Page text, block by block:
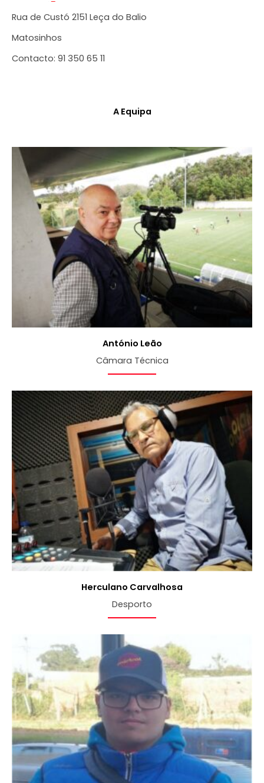
Rua de Custó 2151 Leça do Balio
Matosinhos
Contacto: 91 350 65 11
A Equipa
António Leão
Câmara Técnica
Herculano Carvalhosa
Desporto